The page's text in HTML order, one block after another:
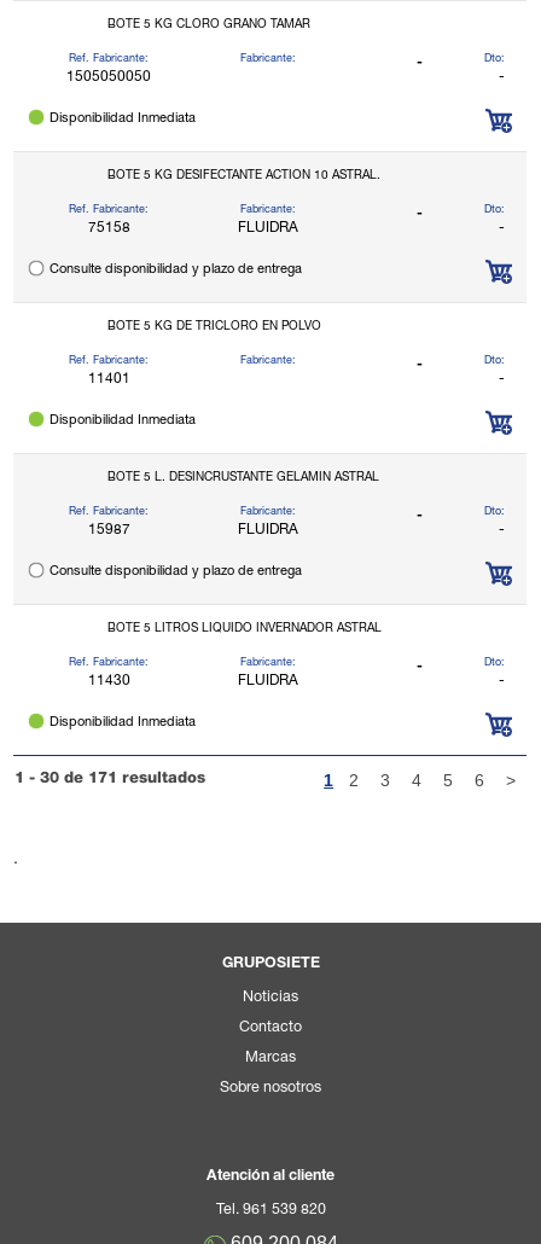
BOTE 5 KG CLORO GRANO TAMAR
Ref. Fabricante:
1505050050
Fabricante: - Dto:
-
Disponibilidad Inmediata
BOTE 5 KG DESIFECTANTE ACTION 10 ASTRAL.
Ref. Fabricante:
75158
Fabricante:
FLUIDRA
- Dto:
-
Consulte disponibilidad y plazo de entrega
BOTE 5 KG DE TRICLORO EN POLVO
Ref. Fabricante:
11401
Fabricante: - Dto:
-
Disponibilidad Inmediata
BOTE 5 L. DESINCRUSTANTE GELAMIN ASTRAL
Ref. Fabricante:
15987
Fabricante:
FLUIDRA
- Dto:
-
Consulte disponibilidad y plazo de entrega
BOTE 5 LITROS LIQUIDO INVERNADOR ASTRAL
Ref. Fabricante:
11430
Fabricante:
FLUIDRA
- Dto:
-
Disponibilidad Inmediata
1 - 30 de 171 resultados 1 2 3 4 5 6 >
.
GRUPOSIETE
Noticias
Contacto
Marcas
Sobre nosotros
Atención al cliente
Tel. 961 539 820